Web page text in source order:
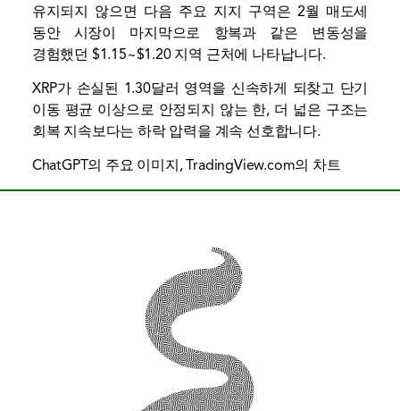
유지되지 않으면 다음 주요 지지 구역은 2월 매도세
동안 시장이 마지막으로 항복과 같은 변동성을
경험했던 $1.15~$1.20 지역 근처에 나타납니다.
XRP가 손실된 1.30달러 영역을 신속하게 되찾고 단기
이동 평균 이상으로 안정되지 않는 한, 더 넓은 구조는
회복 지속보다는 하락 압력을 계속 선호합니다.
ChatGPT의 주요 이미지, TradingView.com의 차트